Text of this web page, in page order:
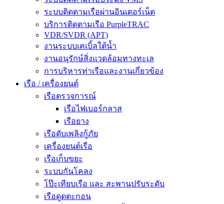
ระบบติดตามเรือผ่านอินเตอร์เน็ต
บริการติดตามเรือ PurpleTRAC
VDR/SVDR (APT)
งานระบบเคเบิ้ลใต้น้ำ
งานอนุรักษ์สิ่งแวดล้อมทางทะเล
การบริหารท่าเรือและงานเกี่ยวข้อง
เรือ / เครื่องยนต์
เรือตรวจการณ์
เรือไฟเบอร์กลาส
เรือยาง
เรือดับเพลิงกู้ภัย
เครื่องยนต์เรือ
เรือเก็บขยะ
ระบบกันโคลง
โป๊ะเทียบเรือ และ สะพานปรับระดับ
เรือดูดตะกอน